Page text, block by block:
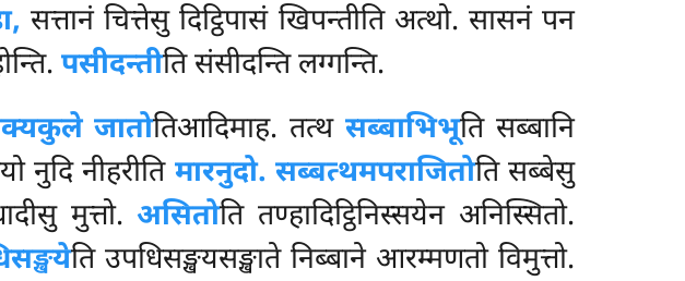
सत्तानं चित्तेसु दिट्ठिपासं खिपन्तीति अत्थो. सासनं पन
पसीदन्तीति संसीदन्ति लग्गन्ति.
जातोतिआदिमाह. तत्थसब्बाभिभूति सब्बानि
नुदि नीहरीति मारनुदो. सब्बत्थमपराजितोति सब्बेसु
मुत्तो. असितोति तण्हादिट्ठिनिस्सयेन अनिस्सितो.
ति उपधिसङ्खयसङ्खाते निब्बाने आरम्मणतो विमुत्तो.